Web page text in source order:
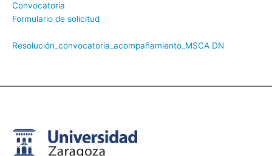
Convocatoria
Formulario de solicitud
Resolución_convocatoria_acompañamiento_MSCA DN